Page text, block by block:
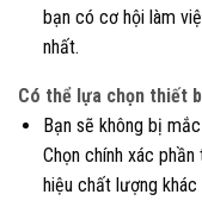
bạn có cơ hội làm
nhất.
Có thể lựa chọn thiết
Bạn sẽ không bị
Chọn chính xác
hiệu chất lượng khác